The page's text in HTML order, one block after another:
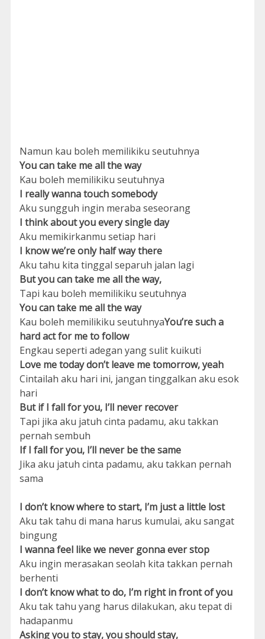
Namun kau boleh memilikiku seutuhnya
You can take me all the way
Kau boleh memilikiku seutuhnya
I really wanna touch somebody
Aku sungguh ingin meraba seseorang
I think about you every single day
Aku memikirkanmu setiap hari
I know we’re only half way there
Aku tahu kita tinggal separuh jalan lagi
But you can take me all the way,
Tapi kau boleh memilikiku seutuhnya
You can take me all the way
Kau boleh memilikiku seutuhnyaYou’re such a
hard act for me to follow
Engkau seperti adegan yang sulit kuikuti
Love me today don’t leave me tomorrow, yeah
Cintailah aku hari ini, jangan tinggalkan aku esok
hari
But if I fall for you, I’ll never recover
Tapi jika aku jatuh cinta padamu, aku takkan
pernah sembuh
If I fall for you, I’ll never be the same
Jika aku jatuh cinta padamu, aku takkan pernah
sama
I don’t know where to start, I’m just a little lost
Aku tak tahu di mana harus kumulai, aku sangat
bingung
I wanna feel like we never gonna ever stop
Aku ingin merasakan seolah kita takkan pernah
berhenti
I don’t know what to do, I’m right in front of you
Aku tak tahu yang harus dilakukan, aku tepat di
hadapanmu
Asking you to stay, you should stay,